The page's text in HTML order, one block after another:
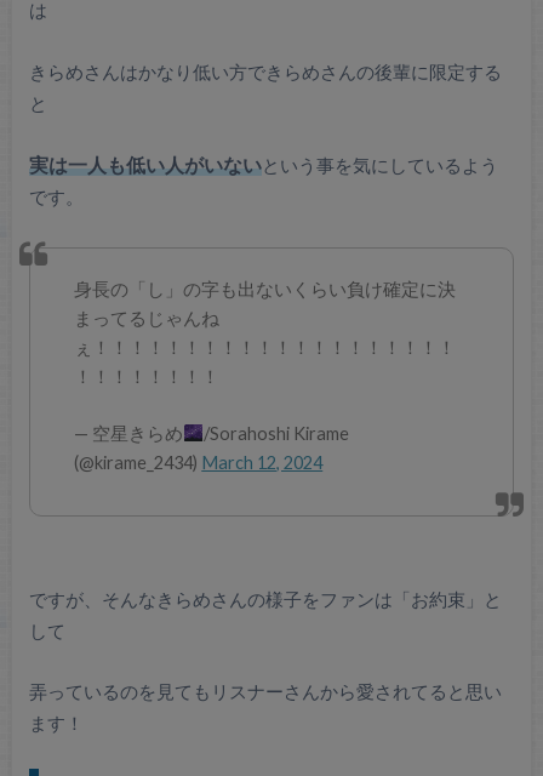
は
きらめさんはかなり低い方できらめさんの後輩に限定する
と
実は一人も低い人がいないという事を気にしているよう
です。
身長の「し」の字も出ないくらい負け確定に決
まってるじゃんね
ぇ！！！！！！！！！！！！！！！！！！！！
！！！！！！！！
— 空星きらめ
/Sorahoshi Kirame
(@kirame_2434) March 12, 2024
ですが、そんなきらめさんの様子をファンは「お約束」と
して
弄っているのを見てもリスナーさんから愛されてると思い
ます！